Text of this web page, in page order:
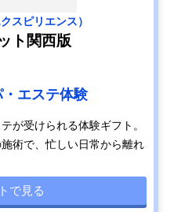
スピリエンス）
ト関西版
エステ体験
が受けられる体験ギフト。
術で、忙しい日常から離れ
で見る